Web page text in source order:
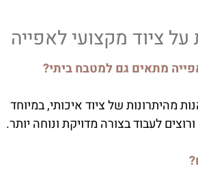
ציוד מקצועי לאפייה
מתאים גם למטבח ביתי?
מהיתרונות של ציוד איכותי, במיוחד
לעבוד בצורה מדויקת ונוחה יותר.